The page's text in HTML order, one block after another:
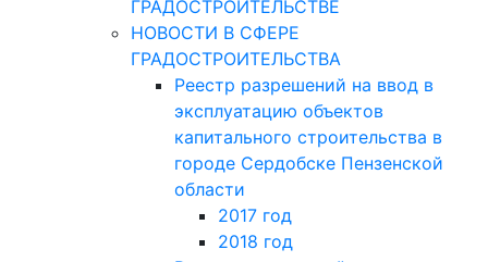
ГРАДОСТРОИТЕЛЬСТВЕ
НОВОСТИ В СФЕРЕ
ГРАДОСТРОИТЕЛЬСТВА
Реестр разрешений на ввод в
эксплуатацию объектов
капитального строительства в
городе Сердобске Пензенской
области
2017 год
2018 год